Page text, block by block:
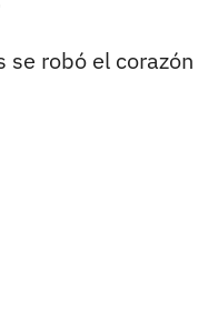
se robó el corazón